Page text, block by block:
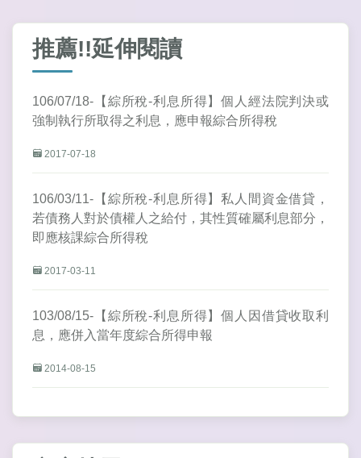
推薦!!延伸閱讀
106/07/18-【綜所稅-利息所得】個人經法院判決或
強制執行所取得之利息，應申報綜合所得稅
2017-07-18
106/03/11-【綜所稅-利息所得】私人間資金借貸，
若債務人對於債權人之給付，其性質確屬利息部分，
即應核課綜合所得稅
2017-03-11
103/08/15-【綜所稅-利息所得】個人因借貸收取利
息，應併入當年度綜合所得申報
2014-08-15